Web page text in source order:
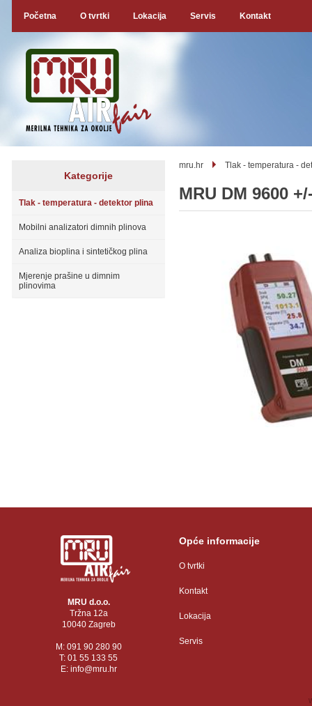
Početna O tvrtki Lokacija Servis Kontakt
Kategorije
Tlak - temperatura - detektor plina
Mobilni analizatori dimnih plinova
Analiza bioplina i sintetičkog plina
Mjerenje prašine u dimnim
plinovima
mru.hr Tlak - temperatura -
MRU DM 9600
MRU d.o.o.
Tržna 12a
10040 Zagreb
M: 091 90 280 90
T: 01 55 133 55
E: info mru.hr
Opće informacije
O tvrtki
Kontakt
Lokacija
Servis